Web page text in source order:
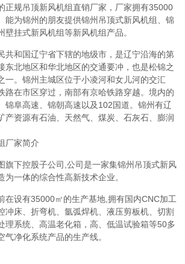
规吊顶新风机组直销厂家，厂家拥有35000
能为锦州的朋友提供锦州吊顶式新风机组、锦
壁挂式新风机组等新风机组产品。
和国辽宁省下辖的地级市，是辽宁沿海的第
东北地区和华北地区的交通要冲，也是松锦之
一。锦州主城区位于小凌河和女儿河的交汇
路在市区穿过，南部有京哈铁路穿越。境内的
锦阜高速、锦朝高速以及102国道。锦州有辽
产资源有石油、天然气、煤炭、石灰石、膨润
家简介
下控股子公司,公司是一家集锦州吊顶式新风
为一体的综合性高新技术企业。
设有35000㎡的生产基地,拥有国内CNC加工
冲床、折弯机、氩弧焊机、液压剪板机、切割
理系统、高温老化箱，高、低温试验箱等50多
气净化系统产品的生产线。